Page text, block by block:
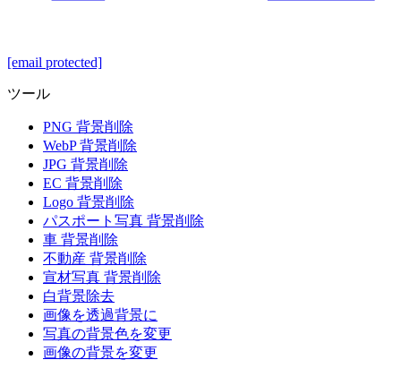
[email protected]
ツール
PNG 背景削除
WebP 背景削除
JPG 背景削除
EC 背景削除
Logo 背景削除
パスポート写真 背景削除
車 背景削除
不動産 背景削除
宣材写真 背景削除
白背景除去
画像を透過背景に
写真の背景色を変更
画像の背景を変更